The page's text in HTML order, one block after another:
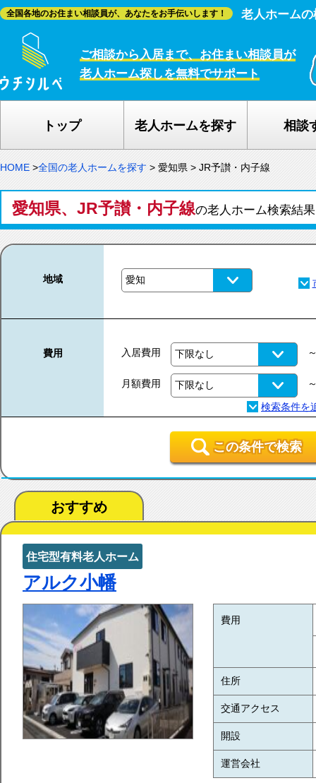
全国各地のお住まい相談員が、あなたをお手伝いします！ 老人ホーム
ご相談から入居まで、お住まい相談員が
老人ホーム探しを無料でサポート
トップ 老人ホームを探す 相談
HOME >全国の老人ホームを探す > 愛知県 > JR予讃・内子線
愛知県、JR予讃・内子線の老人ホーム検索結
地域
費用 入居費用
月額費用
この条件で検索
おすすめ
住宅型有料老人ホーム
アルク小幡
費用
住所
交通アクセス
開設
運営会社